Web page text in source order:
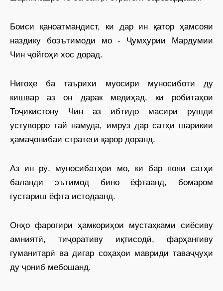
Боиси қаноатмандист, ки дар ин қатор ҳамсояи
наздику боэътимоди мо - Ҷумҳурии Мардумии
Чин ҷойгоҳи хос дорад.
Нигоҳе ба таърихи муосири муносиботи ду
кишвар аз он дарак медиҳад, ки робитаҳои
Тоҷикистону Чин аз ибтидо масири рушди
устуворро тай намуда, имрӯз дар сатҳи шарикии
ҳамаҷонибаи стратегӣ қарор доранд.
Аз ин рӯ, муносибатҳои мо, ки бар пояи сатҳи
баланди эътимод бино ёфтаанд, бомаром
густариш ёфта истодаанд.
Онҳо фарогири ҳамкориҳои мустаҳками сиёсиву
амниятӣ, тиҷоративу иқтисодӣ, фарҳангиву
гуманитарӣ ва дигар соҳаҳои мавриди таваҷҷуҳи
ду ҷониб мебошанд.